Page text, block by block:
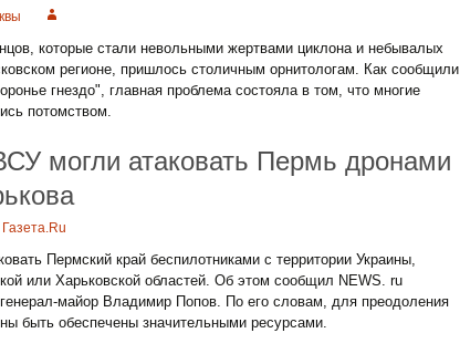
которые стали невольными жертвами циклона и небывалых
регионе, пришлось столичным орнитологам. Как сообщили
гнездо", главная проблема состояла в том, что многие
потомством.
могли атаковать Пермь дронами
Газета.Ru
Пермский край беспилотниками с территории Украины,
или Харьковской областей. Об этом сообщил NEWS. ru
майор Владимир Попов. По его словам, для преодоления
быть обеспечены значительными ресурсами.